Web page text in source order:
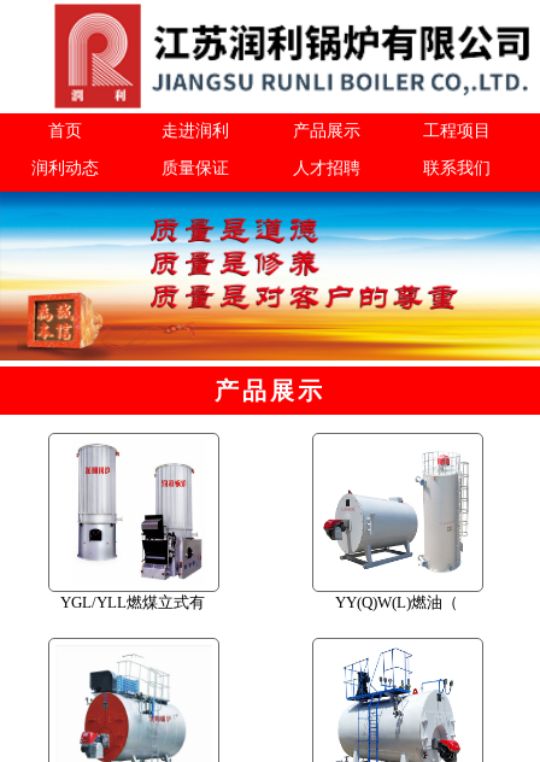
首页 走进润利 产品展示 工程项目
润利动态 质量保证 人才招聘 联系我们
产品展示
YGL/YLL燃煤立式有 YY(Q)W(L)燃油（